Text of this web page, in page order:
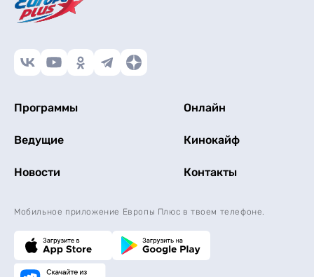
Программы Онлайн
Ведущие Кинокайф
Новости Контакты
Мобильное приложение Европы Плюс в твоем телефоне.